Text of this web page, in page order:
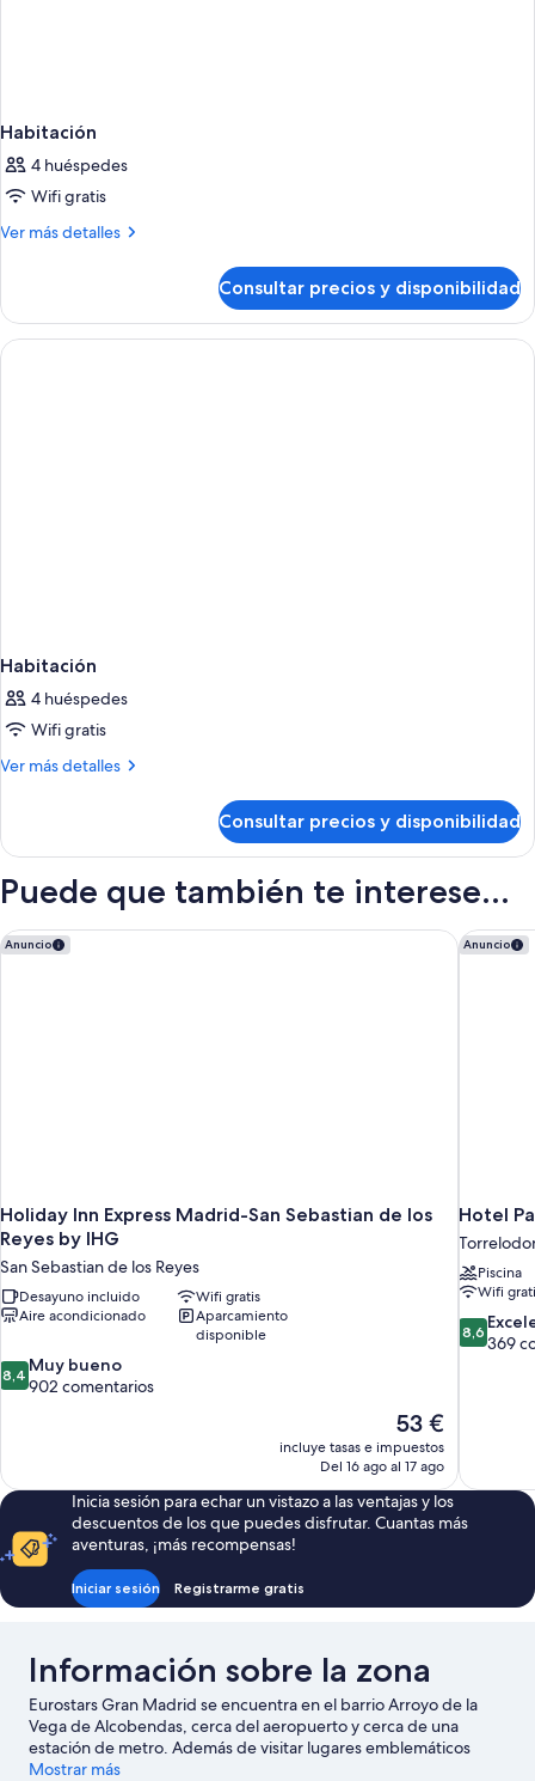
Habitación
4 huéspedes
Wifi gratis
Ver más detalles
Más
Consultar precios y disponibilidad
Habitación
4 huéspedes
Wifi gratis
Ver más detalles
Más
Consultar precios y disponibilidad
Puede que también te interese...
Anuncio
Holiday Inn Express Madrid-San Sebastian de los
Reyes by IHG
San Sebastian de los Reyes
Desayuno incluido
Wifi gratis
Aire acondicionado
Aparcamiento
disponible
8.4
sobre
902 comentarios
8,4 Muy bueno
902 comentarios
El
precio
actual
de
53 €
53 €
incluye tasas e impuestos
Del 16 ago al 17 ago
Holiday Inn Express Madrid-San Sebastian de los Reyes by
Anuncio
Hotel
Piscina
Wifi
8.6
sobre
8,6
369
Hotel
Inicia sesión para echar un vistazo a las ventajas y los
descuentos de los que puedes disfrutar. Cuantas más
aventuras, ¡más recompensas!
Iniciar sesión Registrarme gratis
Información sobre la zona
Eurostars Gran Madrid se encuentra en el barrio Arroyo de la
Vega de Alcobendas, cerca del aeropuerto y cerca de una
estación de metro. Además de visitar lugares emblemáticos
como Puerta de Alcalá y Plaza de Cibeles, si lo tuyo son las
Mostrar más